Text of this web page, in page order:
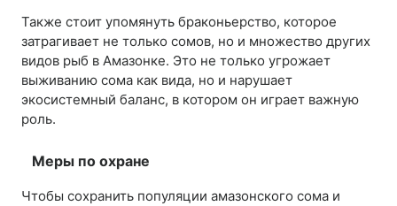
Также стоит упомянуть браконьерство, которое
затрагивает не только сомов, но и множество других
видов рыб в Амазонке. Это не только угрожает
выживанию сома как вида, но и нарушает
экосистемный баланс, в котором он играет важную
роль.
Меры по охране
Чтобы сохранить популяции амазонского сома и